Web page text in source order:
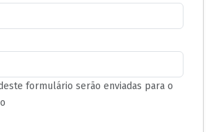
formulário serão enviadas para o